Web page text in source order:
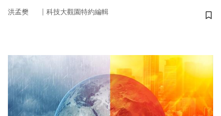
洪孟樊 ｜ 科技大觀園特約編輯
儲